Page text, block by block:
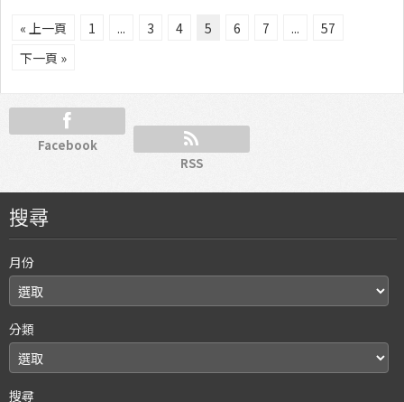
« 上一頁 1 ... 3 4 5 6 7 ...
57
下一頁 »
Facebook
RSS
搜尋
月份
分類
搜尋